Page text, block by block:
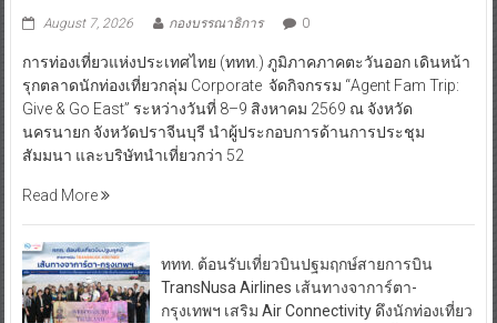
August 7, 2026 กองบรรณาธิการ 0
การท่องเที่ยวแห่งประเทศไทย (ททท.) ภูมิภาคภาคตะวันออก เดินหน้า
รุกตลาดนักท่องเที่ยวกลุ่ม Corporate จัดกิจกรรม “Agent Fam Trip:
Give & Go East” ระหว่างวันที่ 8–9 สิงหาคม 2569 ณ จังหวัด
นครนายก จังหวัดปราจีนบุรี นำผู้ประกอบการด้านการประชุม
สัมมนา และบริษัทนำเที่ยวกว่า 52
Read More
ททท. ต้อนรับเที่ยวบินปฐมฤกษ์สายการบิน
TransNusa Airlines เส้นทางจาการ์ตา-
กรุงเทพฯ เสริม Air Connectivity ดึงนักท่องเที่ยว